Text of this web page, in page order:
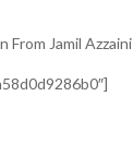
Jamil Azzaini